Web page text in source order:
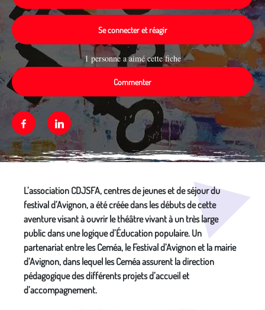
Se connecter et réagir
1 personne a aimé cette fiche
Commenter
FacebookLinkedin
L’association CDJSFA, centres de jeunes et de séjour du
festival d’Avignon, a été créée dans les débuts de cette
aventure visant à ouvrir le théâtre vivant à un très large
public dans une logique d’Éducation populaire. Un
partenariat entre les Ceméa, le Festival d’Avignon et la mairie
d’Avignon, dans lequel les Ceméa assurent la direction
pédagogique des différents projets d’accueil et
d’accompagnement.